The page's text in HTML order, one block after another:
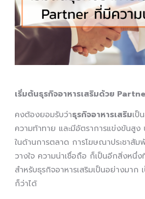
เริ่มต้นธุรกิจอาหารเสริมด้วย
คงต้องยอมรับว่าธุรกิจอาหารเสริมเป็
ความท้าทาย และมีอัตราการแข่งขันสูง
ในด้านการตลาด การโฆษณาประชาสัม
วางใจ ความน่าเชื่อถือ ก็เป็นอีกสิ่งหนึ่
สำหรับธุรกิจอาหารเสริมเป็นอย่างมาก
ก็ว่าได้